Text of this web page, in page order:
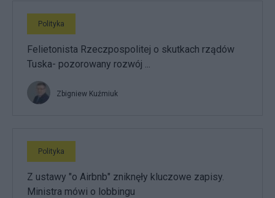
Polityka
Felietonista Rzeczpospolitej o skutkach rządów
Tuska- pozorowany rozwój ...
Zbigniew Kuźmiuk
Polityka
Z ustawy "o Airbnb" zniknęły kluczowe zapisy.
Ministra mówi o lobbingu